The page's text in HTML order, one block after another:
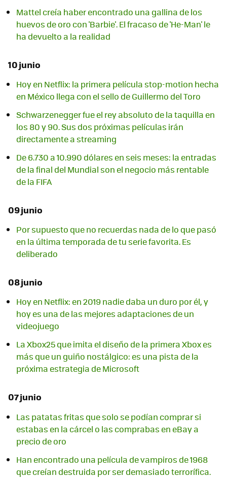
Mattel creía haber encontrado una gallina de los
huevos de oro con 'Barbie'. El fracaso de 'He-Man' le
ha devuelto a la realidad
10 junio
Hoy en Netflix: la primera película stop-motion hecha
en México llega con el sello de Guillermo del Toro
Schwarzenegger fue el rey absoluto de la taquilla en
los 80 y 90. Sus dos próximas películas irán
directamente a streaming
De 6.730 a 10.990 dólares en seis meses: la entradas
de la final del Mundial son el negocio más rentable
de la FIFA
09 junio
Por supuesto que no recuerdas nada de lo que pasó
en la última temporada de tu serie favorita. Es
deliberado
08 junio
Hoy en Netflix: en 2019 nadie daba un duro por él, y
hoy es una de las mejores adaptaciones de un
videojuego
La Xbox25 que imita el diseño de la primera Xbox es
más que un guiño nostálgico: es una pista de la
próxima estrategia de Microsoft
07 junio
Las patatas fritas que solo se podían comprar si
estabas en la cárcel o las comprabas en eBay a
precio de oro
Han encontrado una película de vampiros de 1968
que creían destruida por ser demasiado terrorífica.